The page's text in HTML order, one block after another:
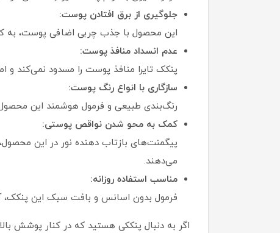
جلوگیری از برق افتادن پوست:
این محصول با جذب چربی اضافی پوست، به
عدم انسداد منافذ پوست:
پنکک تایرا منافذ پوست را مسدود نمی‌کند
سازگاری با انواع رنگ پوست:
رنگ‌بندی طبیعی و فرمول هوشمند این
کمک به محو شدن نواقص پوستی:
پیگمنت‌های بازتاب‌ دهنده نور در این
می‌دهند.
مناسب استفاده روزانه:
فرمول بدون اسانس و بافت سبک این پنکک،
اگر به دنبال پنککی هستید که در کنار پوشش